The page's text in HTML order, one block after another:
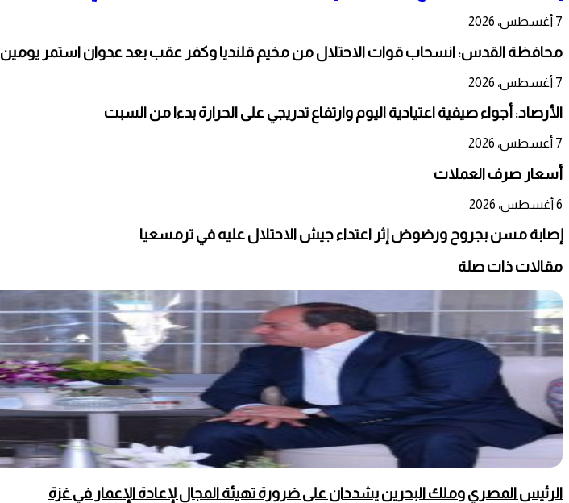
7 أغسطس، 2026
محافظة القدس: انسحاب قوات الاحتلال من مخيم قلنديا وكفر عقب بعد عدوان استمر يومين
7 أغسطس، 2026
الأرصاد: أجواء صيفية اعتيادية اليوم وارتفاع تدريجي على الحرارة بدءا من السبت
7 أغسطس، 2026
أسعار صرف العملات
6 أغسطس، 2026
إصابة مسن بجروح ورضوض إثر اعتداء جيش الاحتلال عليه في ترمسعيا
مقالات ذات صلة
الرئيس المصري وملك البحرين يشددان على ضرورة تهيئة المجال لإعادة الإعمار في غزة